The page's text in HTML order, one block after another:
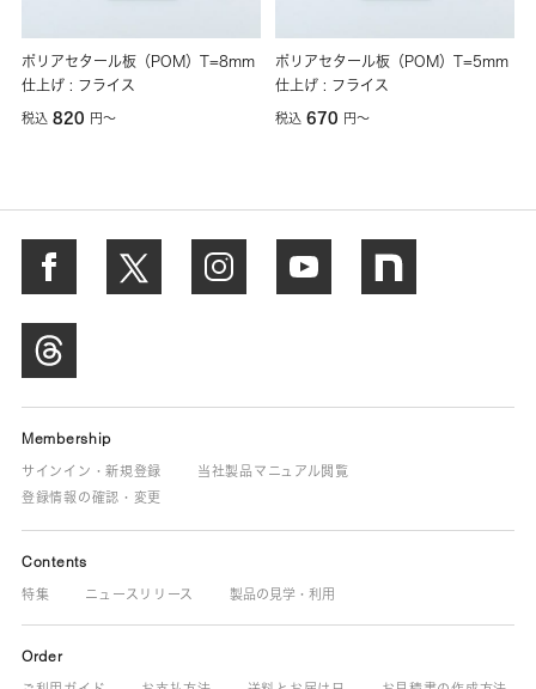
ポリアセタール板（POM）T=8mm
仕上げ : フライス
税込820 円〜
ポリアセタール板（POM）T=5mm
仕上げ : フライス
税込670 円〜
Membership
サインイン・新規登録
当社製品マニュアル閲覧
登録情報の確認・変更
Contents
特集 ニュースリリース 製品の見学・利用
Order